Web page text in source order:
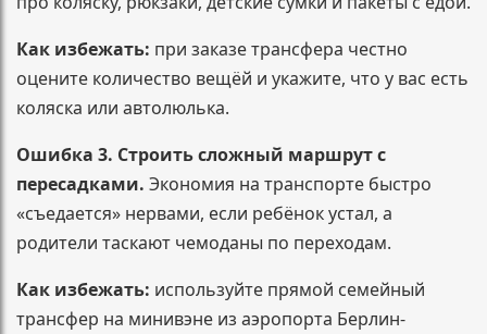
Как избежать: при заказе трансфера честно
оцените количество вещёй и укажите, что у вас есть
коляска или автолюлька.
Ошибка 3. Строить сложный маршрут с
пересадками. Экономия на транспорте быстро
«съедается» нервами, если ребёнок устал, а
родители таскают чемоданы по переходам.
Как избежать: используйте прямой семейный
трансфер на минивэне из аэропорта Берлин-